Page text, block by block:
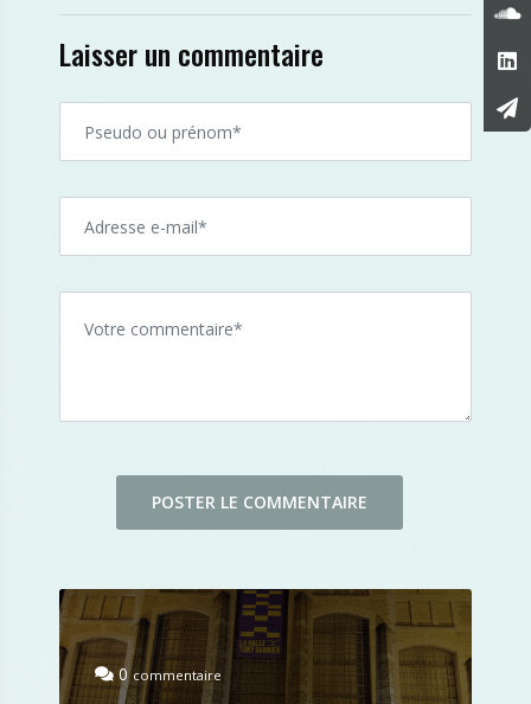
Laisser un commentaire
0commentaire